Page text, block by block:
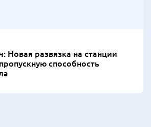
Новая развязка на станции
способность